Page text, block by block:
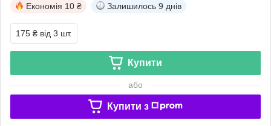
Економія 10 ₴ Залишилось 9 днів
175 ₴ від 3 шт.
Купити
або
Купити з